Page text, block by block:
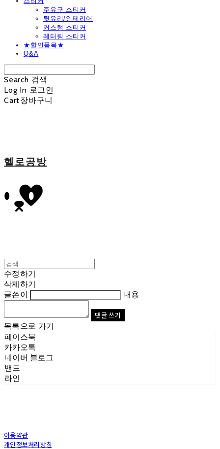
주유구 스티커
뒷유리/인테리어
커스텀 스티커
레터링 스티커
★할인품목★
Q&A
Search 검색
Log In 로그인
Cart장바구니
헬로공방
수정하기
삭제하기
글쓴이
내용
댓글 쓰기
목록으로 가기
페이스북
카카오톡
네이버 블로그
밴드
라인
이용약관
개인정보처리방침